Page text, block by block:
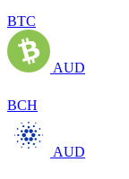
BTC
AUD
BCH
AUD